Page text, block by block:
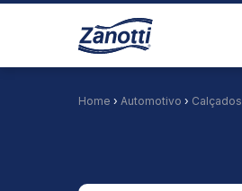
Home › Automotivo › Calçados